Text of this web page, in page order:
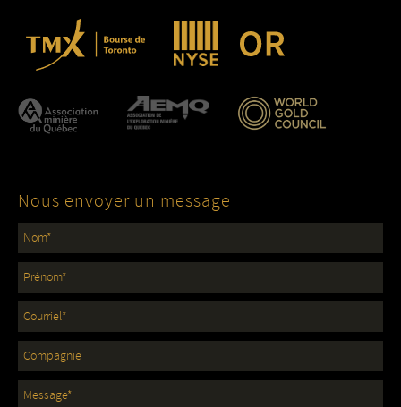
Nous envoyer un message